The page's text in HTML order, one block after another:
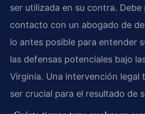
ser utilizada en su contra. Debe
contacto con un abogado de
lo antes posible para entender
las defensas potenciales bajo
Virginia. Una intervención legal
ser crucial para el resultado de